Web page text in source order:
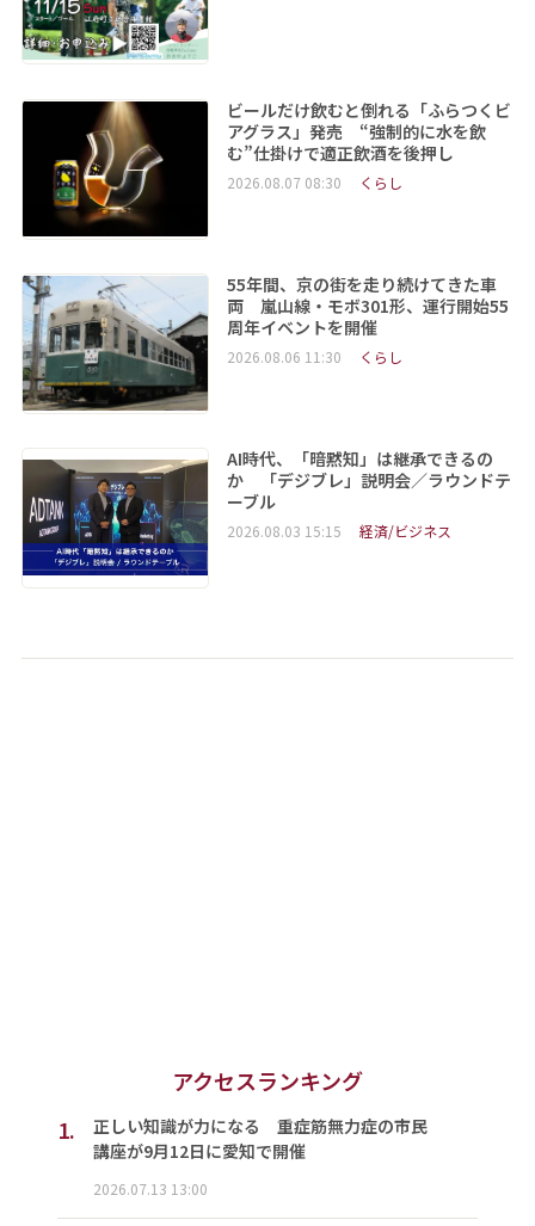
ビールだけ飲むと倒れる「ふらつくビ
アグラス」発売 “強制的に水を飲
む”仕掛けで適正飲酒を後押し
2026.08.07 08:30 くらし
55年間、京の街を走り続けてきた車
両 嵐山線・モボ301形、運行開始55
周年イベントを開催
2026.08.06 11:30 くらし
AI時代、「暗黙知」は継承できるの
か 「デジブレ」説明会／ラウンドテ
ーブル
2026.08.03 15:15 経済/ビジネス
アクセスランキング
1.
正しい知識が力になる 重症筋無力症の市民
講座が9月12日に愛知で開催
2026.07.13 13:00